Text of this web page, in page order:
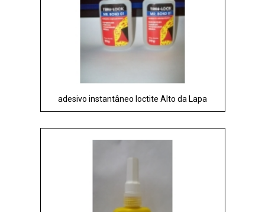
adesivo instantâneo loctite Alto da Lapa